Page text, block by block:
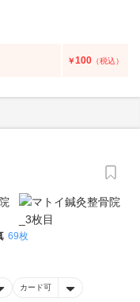
￥100 （税込）
69枚
カード可